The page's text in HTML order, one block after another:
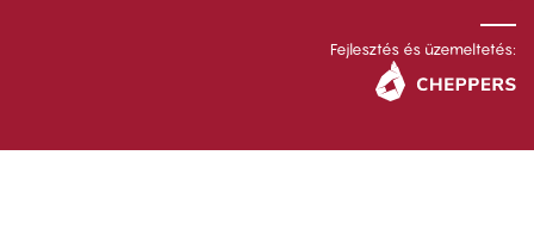
Fejlesztés és üzemeltetés: